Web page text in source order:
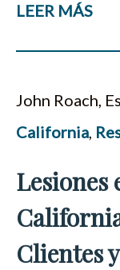
LEER MÁS
John Roach,
California,
Lesiones
Clientes